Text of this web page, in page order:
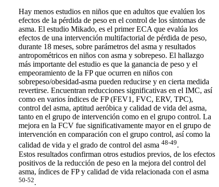
Hay menos estudios en niños que en adultos que evalúen los
efectos de la pérdida de peso en el control de los síntomas de
asma. El estudio Mikado, es el primer ECA que evalúa los
efectos de una intervención multifactorial de pérdida de peso,
durante 18 meses, sobre parámetros del asma y resultados
antropométricos en niños con asma y sobrepeso. El hallazgo
más importante del estudio es que la ganancia de peso y el
empeoramiento de la FP que ocurren en niños con
sobrepeso/obesidad-asma pueden reducirse y en cierta medida
revertirse. Encuentran reducciones significativas en el IMC, así
como en varios índices de FP (FEV1, FVC, ERV, TPC),
control del asma, aptitud aeróbica y calidad de vida del asma,
tanto en el grupo de intervención como en el grupo control. La
mejora en la FCV fue significativamente mayor en el grupo de
intervención en comparación con el grupo control, así como la
calidad de vida y el grado de control del asma 48-49.
Estos resultados confirman otros estudios previos, de los efectos
positivos de la reducción de peso en la mejora del control del
asma, índices de FP y calidad de vida relacionada con el asma
50-52.